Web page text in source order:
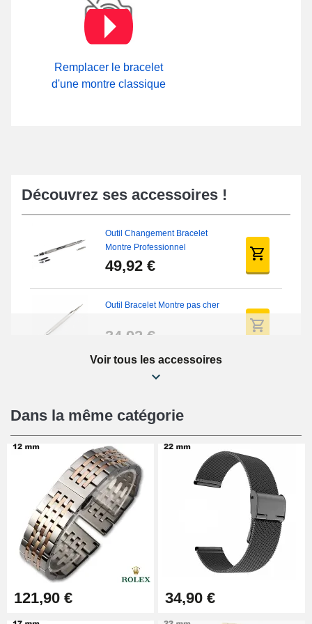
Attache Bracelet Montre Métal
Vous avez la possibilité de réduire la longueur ce style de
l'incontournable
kit pour réduire bracelet montre métal
parcourir notre documentation pour savoir
montre acier inoxydable. Pour ajuster le bracelet à la bonne
Remplacer le bracelet
d'une montre classique
Découvrez ses accessoires !
Outil Changement Bracelet
Montre Professionnel
49,92 €
Outil Bracelet Montre pas cher
34,92 €
Kit Réparation Montre Débutant
16,90 €
Pied à Coulisse Numérique
9,90 €
Pince à Poinçonner (pince trou)
Pince Trou pour Bracelet de
Voir tous les accessoires
Dans la même catégorie
121,90 € 34,90 €